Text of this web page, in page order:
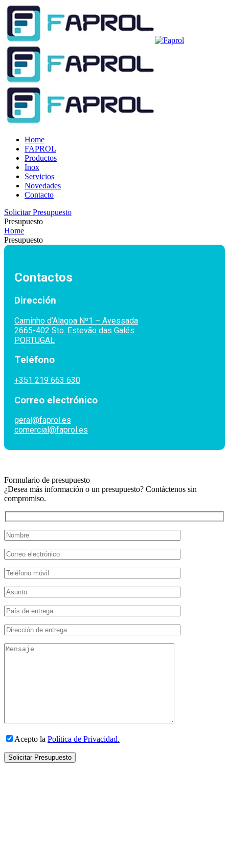
Home
FAPROL
Productos
Inox
Servicios
Novedades
Contacto
Solicitar Presupuesto
Presupuesto
Home
Presupuesto
Contactos
Dirección
Caminho d’Alagoa Nº1 – Avessada
2665-402 Sto. Estevão das Galés
PORTUGAL
Teléfono
+351 219 663 630
Correo electrónico
geral@faprol.es
comercial@faprol.es
Formulario de presupuesto
¿Desea más información o un presupuesto? Contáctenos sin
compromiso.
Acepto la Política de Privacidad.
Solicitar Presupuesto